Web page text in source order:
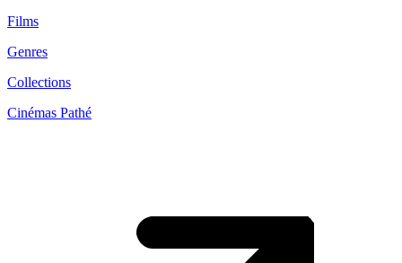
Films
Genres
Collections
Cinémas Pathé